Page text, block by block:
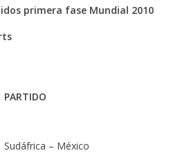
primera fase Mundial 2010
PARTIDO
Sudáfrica – México